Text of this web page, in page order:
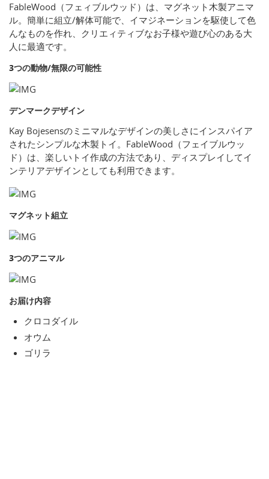
FableWood（フェィブルウッド）は、マグネット木製アニマ
ル。簡単に組立/解体可能で、イマジネーションを駆使して色
んなものを作れ、クリエィティブなお子様や遊び心のある大
人に最適です。
3つの動物/無限の可能性
デンマークデザイン
Kay Bojesensのミニマルなデザインの美しさにインスパイア
されたシンプルな木製トイ。FableWood（フェイブルウッ
ド）は、楽しいトイ作成の方法であり、ディスプレイしてイ
ンテリアデザインとしても利用できます。
マグネット組立
3つのアニマル
お届け内容
クロコダイル
オウム
ゴリラ